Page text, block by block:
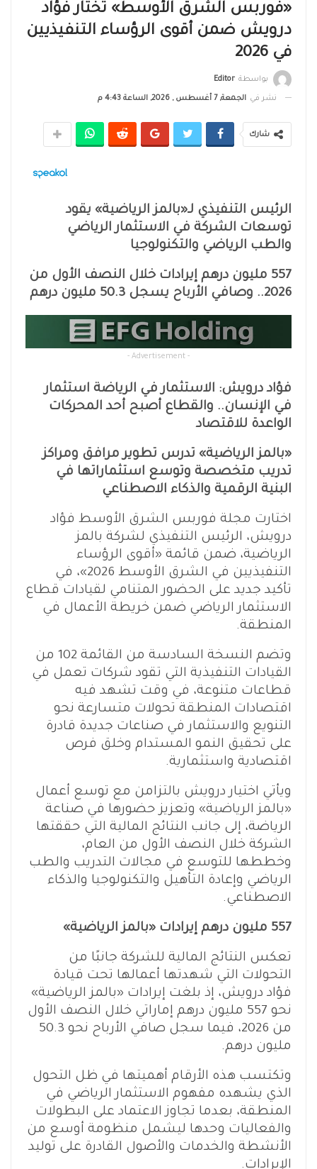
«فوربس الشرق الأوسط» تختار فؤاد
درويش ضمن أقوى الرؤساء التنفيذيين
في 2026
بواسطة Editor
نشر في الجمعة, 7 أغسطس , 2026, الساعة 4:43 م
شارك
الرئيس التنفيذي لـ«بالمز الرياضية» يقود
توسعات الشركة في الاستثمار الرياضي
والطب الرياضي والتكنولوجيا
557 مليون درهم إيرادات خلال النصف الأول من
2026.. وصافي الأرباح يسجل 50.3 مليون درهم
- Advertisement -
فؤاد درويش: الاستثمار في الرياضة استثمار
في الإنسان.. والقطاع أصبح أحد المحركات
الواعدة للاقتصاد
«بالمز الرياضية» تدرس تطوير مرافق ومراكز
تدريب متخصصة وتوسع استثماراتها في
البنية الرقمية والذكاء الاصطناعي
اختارت مجلة فوربس الشرق الأوسط فؤاد
درويش، الرئيس التنفيذي لشركة بالمز
الرياضية، ضمن قائمة «أقوى الرؤساء
التنفيذيين في الشرق الأوسط 2026»، في
تأكيد جديد على الحضور المتنامي لقيادات قطاع
الاستثمار الرياضي ضمن خريطة الأعمال في
المنطقة.
وتضم النسخة السادسة من القائمة 102 من
القيادات التنفيذية التي تقود شركات تعمل في
قطاعات متنوعة، في وقت تشهد فيه
اقتصادات المنطقة تحولات متسارعة نحو
التنويع والاستثمار في صناعات جديدة قادرة
على تحقيق النمو المستدام وخلق فرص
اقتصادية واستثمارية.
ويأتي اختيار درويش بالتزامن مع توسع أعمال
«بالمز الرياضية» وتعزيز حضورها في صناعة
الرياضة، إلى جانب النتائج المالية التي حققتها
الشركة خلال النصف الأول من العام،
وخططها للتوسع في مجالات التدريب والطب
الرياضي وإعادة التأهيل والتكنولوجيا والذكاء
الاصطناعي.
557 مليون درهم إيرادات «بالمز الرياضية»
تعكس النتائج المالية للشركة جانبًا من
التحولات التي شهدتها أعمالها تحت قيادة
فؤاد درويش، إذ بلغت إيرادات «بالمز الرياضية»
نحو 557 مليون درهم إماراتي خلال النصف الأول
من 2026، فيما سجل صافي الأرباح نحو 50.3
مليون درهم.
وتكتسب هذه الأرقام أهميتها في ظل التحول
الذي يشهده مفهوم الاستثمار الرياضي في
المنطقة، بعدما تجاوز الاعتماد على البطولات
والفعاليات وحدها ليشمل منظومة أوسع من
الأنشطة والخدمات والأصول القادرة على توليد
الإيرادات.